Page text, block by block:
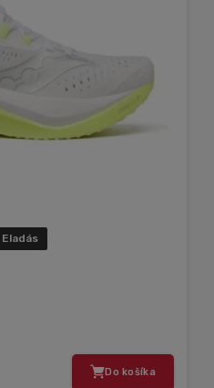
Eladás
Do košíka